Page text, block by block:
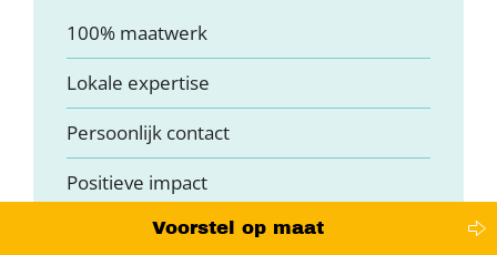
100% maatwerk
Lokale expertise
Persoonlijk contact
Positieve impact
Financiële garanties
Voorstel op maat